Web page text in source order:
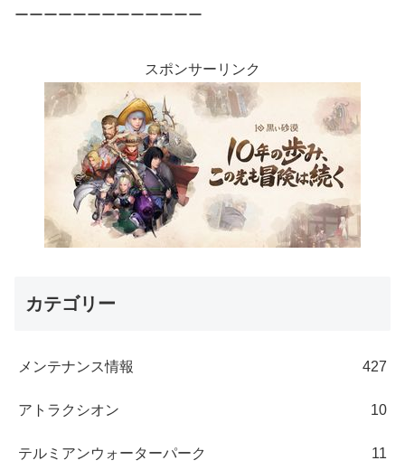
ーーーーーーーーーーーーー
スポンサーリンク
カテゴリー
メンテナンス情報 427
アトラクシオン 10
テルミアンウォーターパーク 11